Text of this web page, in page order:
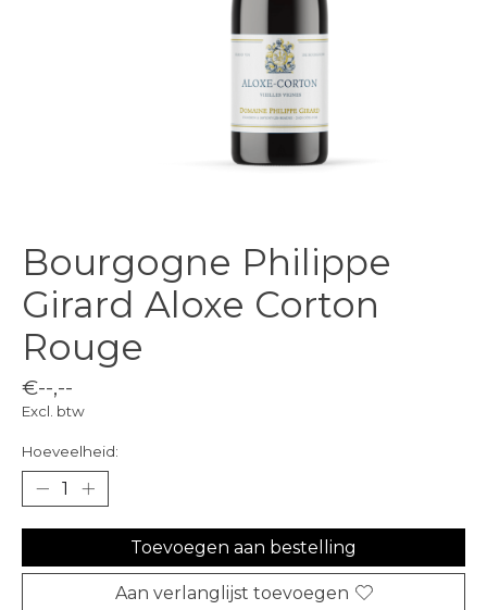
Bourgogne Philippe
Girard Aloxe Corton
Rouge
€--,--
Excl. btw
Hoeveelheid:
Toevoegen aan bestelling
Aan verlanglijst toevoegen